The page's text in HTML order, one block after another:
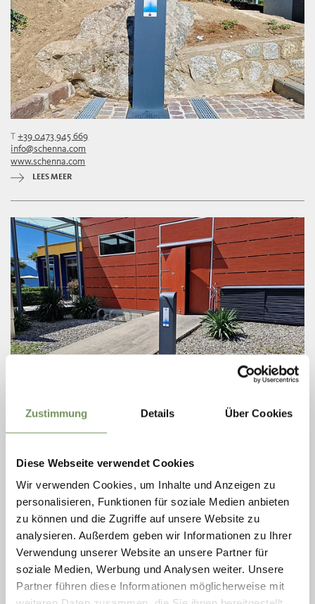
Zustimmung Details Über Cookies
Diese Webseite verwendet Cookies
Wir verwenden Cookies, um Inhalte und Anzeigen zu
personalisieren, Funktionen für soziale Medien anbieten
zu können und die Zugriffe auf unsere Website zu
analysieren. Außerdem geben wir Informationen zu Ihrer
Verwendung unserer Website an unsere Partner für
soziale Medien, Werbung und Analysen weiter. Unsere
Partner führen diese Informationen möglicherweise mit
T+39 0473 945 669
info@schenna.com
www.schenna.com
LEES MEER
+39 0473 945 669
LEES MEER